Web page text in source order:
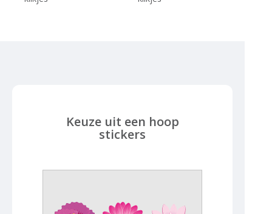
Keuze uit een hoop
stickers